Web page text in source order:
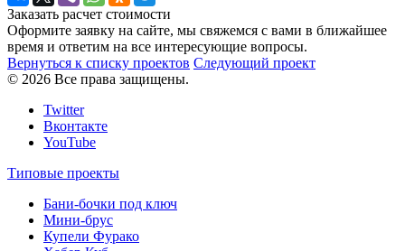
Заказать расчет стоимости
Оформите заявку на сайте, мы свяжемся с вами в ближайшее
время и ответим на все интересующие вопросы.
Вернуться к списку проектов Следующий проект
© 2026 Все права защищены.
Twitter
Вконтакте
YouTube
Типовые проекты
Бани-бочки под ключ
Мини-брус
Купели Фурако